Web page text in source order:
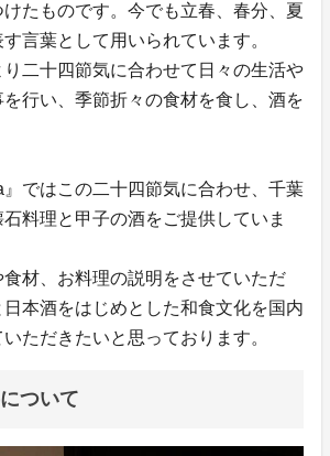
たものです。今でも立春、春分、夏
言葉として用いられています。
り二十四節気に合わせて日々の生活や
行い、季節折々の食材を食し、酒を
』ではこの二十四節気に合わせ、千葉
料理と甲子の酒をご提供していま
材、お料理の説明をさせていただ
本酒をはじめとした和食文化を国内
ただきたいと思っております。
ついて